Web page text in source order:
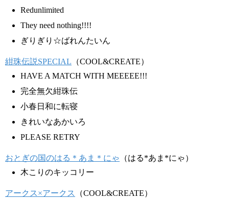
Redunlimited
They need nothing!!!!
ぎりぎり☆ばれんたいん
紺珠伝説SPECIAL （COOL&CREATE）
HAVE A MATCH WITH MEEEEE!!!
完全無欠紺珠伝
小春日和に転寝
きれいなあかいろ
PLEASE RETRY
おとぎの国のはる＊あま＊にゃ
（はる*あま*にゃ）
木こりのキッコリー
アークス×アークス
（COOL&CREATE）